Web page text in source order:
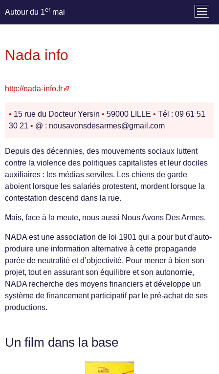
Autour du 1er mai
Nada info
http://nada-info.fr
• 15 rue du Docteur Yersin • 59000 LILLE • Tél : 09 61 51
30 21 • @ : nousavonsdesarmes@gmail.com
Depuis des décennies, des mouvements sociaux luttent
contre la violence des politiques capitalistes et leur dociles
auxiliaires : les médias serviles. Les chiens de garde
aboient lorsque les salariés protestent, mordent lorsque la
contestation descend dans la rue.
Mais, face à la meute, nous aussi Nous Avons Des Armes.
NADA est une association de loi 1901 qui a pour but d’auto-
produire une information alternative à cette propagande
parée de neutralité et d’objectivité. Pour mener à bien son
projet, tout en assurant son équilibre et son autonomie,
NADA recherche des moyens financiers et développe un
système de financement participatif par le pré-achat de ses
productions.
Un film dans la base